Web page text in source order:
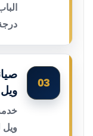
03
ويل
ويل